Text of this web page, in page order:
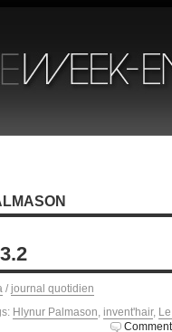
/ journal quotidien
Hlynur Palmason, invent'hair,